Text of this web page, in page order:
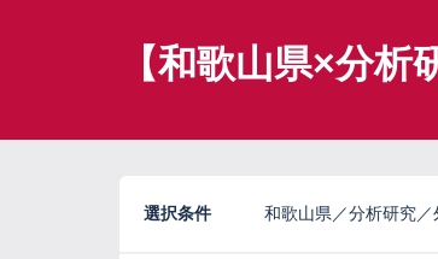
【和歌山県×分
選択条件 和歌山県／分析研究／